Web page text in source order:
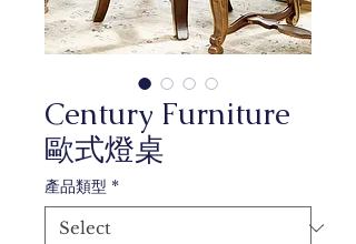
Century Furniture
歐式燈桌
產品類型 *